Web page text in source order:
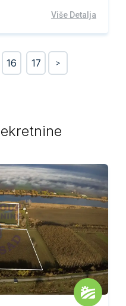
Više Detalja
16 17 >